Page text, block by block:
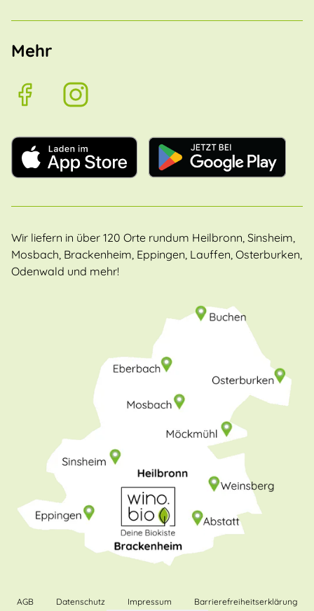
Mehr
Wir liefern in über 120 Orte rundum Heilbronn, Sinsheim,
Mosbach, Brackenheim, Eppingen, Lauffen, Osterburken,
Odenwald und mehr!
AGB Datenschutz Impressum Barrierefreiheitserklärung